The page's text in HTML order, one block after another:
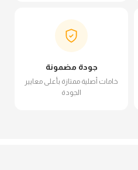
جودة مضمونة
خامات أصلية ممتازة بأعلى معايير
الجودة